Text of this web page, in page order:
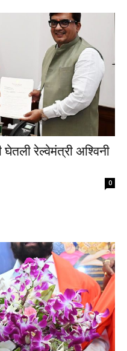
रेल्वेमंत्री अश्विनी
0